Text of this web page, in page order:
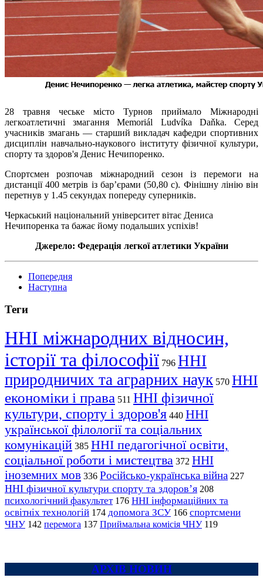
28 травня чеське місто Турнов приймало Міжнародні
легкоатлетичні змагання Memoriál Ludvíka Daňka. Серед
учасників змагань — старший викладач кафедри спортивних
дисциплін навчально-наукового інституту фізичної культури,
спорту та здоров'я Денис Нечипоренко.
Спортсмен розпочав міжнародний сезон із перемоги на
дистанції 400 метрів із бар’єрами (50,80 с). Фінішну лінію він
перетнув у 1.45 секундах попереду суперників.
Черкаський національний університет вітає Дениса
Нечипоренка та бажає йому подальших успіхів!
Джерело: Федерація легкої атлетики України
Попередня
Наступна
Теги
ННІ міжнародних відносин,
історії та філософії 796 ННІ
природничих та аграрних наук 570 ННІ
економіки і права 511 ННІ фізичної
культури, спорту і здоров'я 440 ННІ
української філології та соціальних
комунікацій 385 ННІ педагогічної освіти,
соціальної роботи і мистецтва 372 ННІ
іноземних мов 336 Російсько-українська війна 227
ННІ фізичної культури спорту та здоров’я 208
психологічний факультет 176 ННІ інформаційних та
освітніх технологій 174 допомога ЗСУ 166 спортсмени
ЧНУ 142 перемога 137 Приймальна комісія ЧНУ 119
АРХІВ НОВИН